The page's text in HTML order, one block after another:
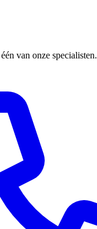
van onze specialisten.